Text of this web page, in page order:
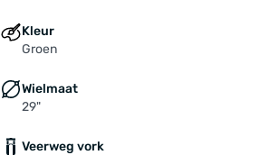
Kleur
Groen
Wielmaat
29"
Veerweg vork